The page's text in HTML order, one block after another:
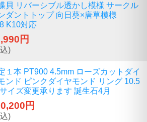
貝 リバーシブル透かし模様 サークル
ダントトップ 向日葵×唐草模様
K10対応
円
)
１本 PT900 4.5mm ローズカットダイ
ンド ピンクダイヤモンド リング 10.5
イズ変更承ります 誕生石4月
円
)